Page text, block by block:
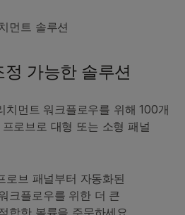
먼트 솔루션
가능한 솔루션
치먼트 워크플로우를 위해 100개
로브로 대형 또는 소형 패널
로브 패널부터 자동화된
크플로우를 위한 더 큰